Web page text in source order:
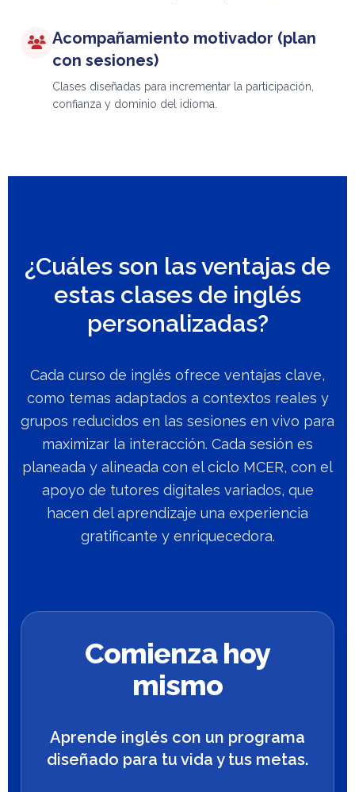
Acompañamiento motivador (plan
con sesiones)
Clases diseñadas para incrementar la participación,
confianza y dominio del idioma.
¿Cuáles son las ventajas de
estas clases de inglés
personalizadas?
Cada curso de inglés ofrece ventajas clave,
como temas adaptados a contextos reales y
grupos reducidos en las sesiones en vivo para
maximizar la interacción. Cada sesión es
planeada y alineada con el ciclo MCER, con el
apoyo de tutores digitales variados, que
hacen del aprendizaje una experiencia
gratificante y enriquecedora.
Comienza hoy
mismo
Aprende inglés con un programa
diseñado para tu vida y tus metas.